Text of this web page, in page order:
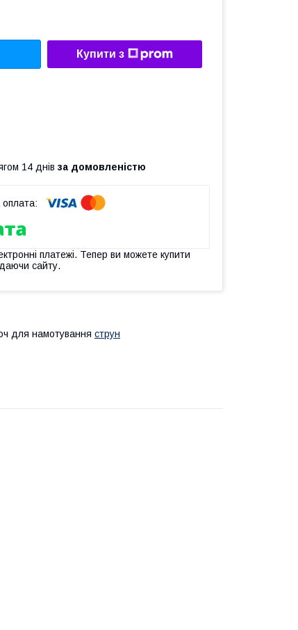
Купити з
14 днів за домовленістю
платежі. Тепер ви можете купити
сайту.
для намотування струн